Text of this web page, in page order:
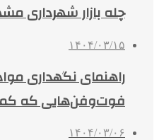
چله بازار شهرداری مشهد در ۱۴۰۴
۱۴۰۴/۰۳/۱۵
راهنمای نگهداری
فوت‌وفن‌هایی که
۱۴۰۴/۰۳/۰۶